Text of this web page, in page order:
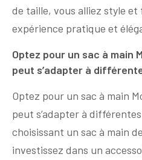
de taille, vous alliez style
expérience pratique et
Optez pour un sac à main
peut s’adapter à
Optez pour un sac à main
peut s’adapter à
choisissant un sac à main
investissez dans un